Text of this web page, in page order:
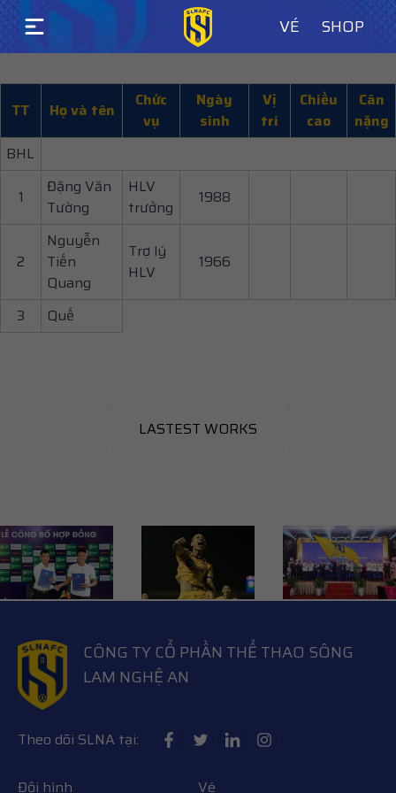
VÉ SHOP
TT Họ và tên
Chức
vụ
Ngày
sinh
Vị
trí
Chiều
cao
Cân
nặng
BHL
1
Đặng Văn
Tường
HLV
trưởng
1988
2
Nguyễn
Tiến
Quang
Trợ lý
HLV
1966
3 Quế
LASTEST WORKS
CÔNG TY CỔ PHẦN THỂ THAO SÔNG
LAM NGHỆ AN
Theo dõi SLNA tại:
Đội hình Vé